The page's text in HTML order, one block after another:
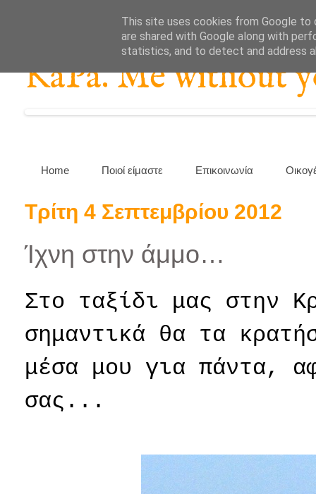
KaPa. Me without
Home Ποιοί είμαστε Επικοινωνία
Τρίτη 4 Σεπτεμβρίου 2012
Ίχνη στην άμμο…
Στο ταξίδι μας στην
σημαντικά θα τα
μέσα μου για πάντα,
σας...
This site uses cookies from Google to
are shared with Google along with
statistics, and to detect and address